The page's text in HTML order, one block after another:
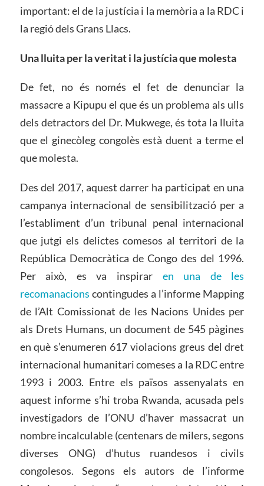
important: el de la justícia i la memòria a la RDC i
la regió dels Grans Llacs.
Una lluita per la veritat i la justícia que molesta
De fet, no és només el fet de denunciar la
massacre a Kipupu el que és un problema als ulls
dels detractors del Dr. Mukwege, és tota la lluita
que el ginecòleg congolès està duent a terme el
que molesta.
Des del 2017, aquest darrer ha participat en una
campanya internacional de sensibilització per a
l’establiment d’un tribunal penal internacional
que jutgi els delictes comesos al territori de la
República Democràtica de Congo des del 1996.
Per això, es va inspirar en una de les
recomanacions contingudes a l’informe Mapping
de l’Alt Comissionat de les Nacions Unides per
als Drets Humans, un document de 545 pàgines
en què s’enumeren 617 violacions greus del dret
internacional humanitari comeses a la RDC entre
1993 i 2003. Entre els països assenyalats en
aquest informe s’hi troba Rwanda, acusada pels
investigadors de l’ONU d’haver massacrat un
nombre incalculable (centenars de milers, segons
diverses ONG) d’hutus ruandesos i civils
congolesos. Segons els autors de l’informe